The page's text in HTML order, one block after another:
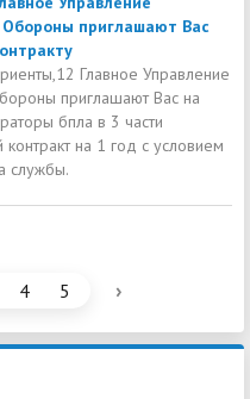
приглашают Вас
Главное Управление
приглашают Вас на
бпла в 3 части
контракт на 1 год с условием
службы.
4 5 ›